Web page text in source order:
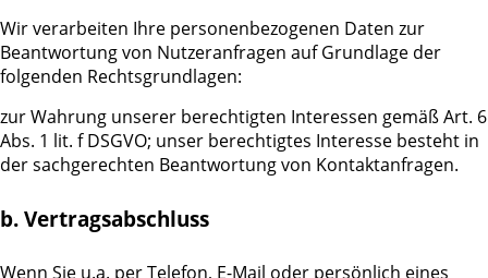
Wir verarbeiten Ihre personenbezogenen Daten zur
Beantwortung von Nutzeranfragen auf Grundlage der
folgenden Rechtsgrundlagen:
zur Wahrung unserer berechtigten Interessen gemäß Art. 6
Abs. 1 lit. f DSGVO; unser berechtigtes Interesse besteht in
der sachgerechten Beantwortung von Kontaktanfragen.
b. Vertragsabschluss
Wenn Sie u.a. per Telefon, E-Mail oder persönlich eines